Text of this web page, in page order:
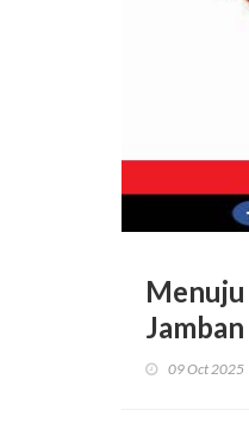
Menuju
Jamban
09 Oct 2025